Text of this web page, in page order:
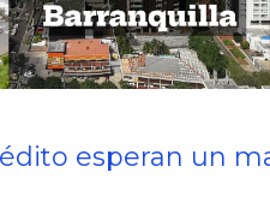
esperan un